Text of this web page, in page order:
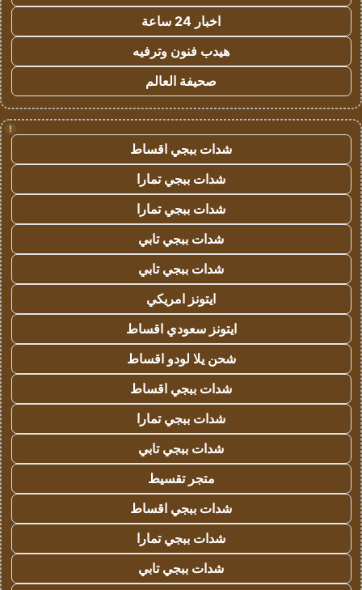
اخبار 24 ساعة
هيدب فنون وترفيه
صحيفة العالم
!
شدات ببجي اقساط
شدات ببجي تمارا
شدات ببجي تمارا
شدات ببجي تابي
شدات ببجي تابي
ايتونز امريكي
ايتونز سعودي اقساط
شحن يلا لودو اقساط
شدات ببجي اقساط
شدات ببجي تمارا
شدات ببجي تابي
متجر تقسيط
شدات ببجي اقساط
شدات ببجي تمارا
شدات ببجي تابي